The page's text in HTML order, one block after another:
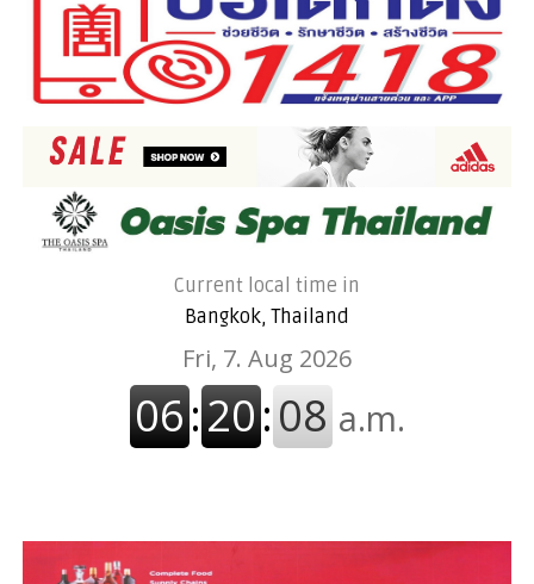
Current local time in
Bangkok, Thailand